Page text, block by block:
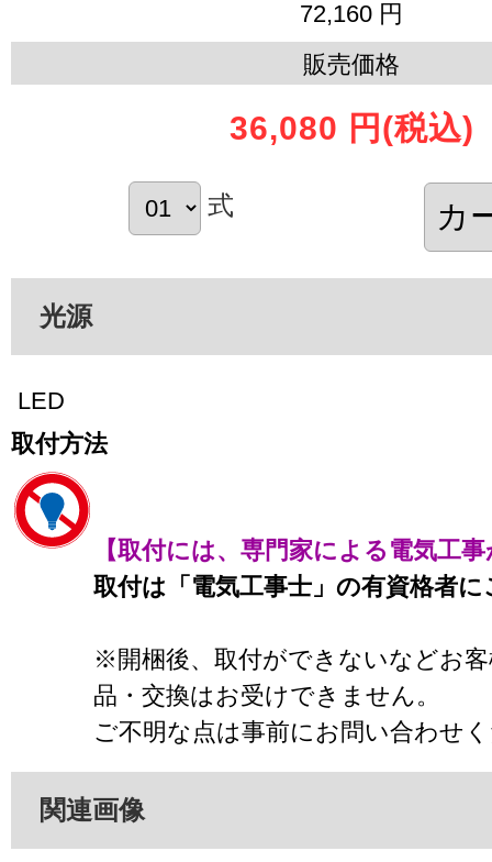
72,160 円
販売価格
36,080 円 (税込)
式
光源
LED
取付方法
【取付には、専門家による電気工
取付は「電気工事士」の有資格者
※開梱後、取付ができないなどお
品・交換はお受けできません。
ご不明な点は事前にお問い合わせ
関連画像